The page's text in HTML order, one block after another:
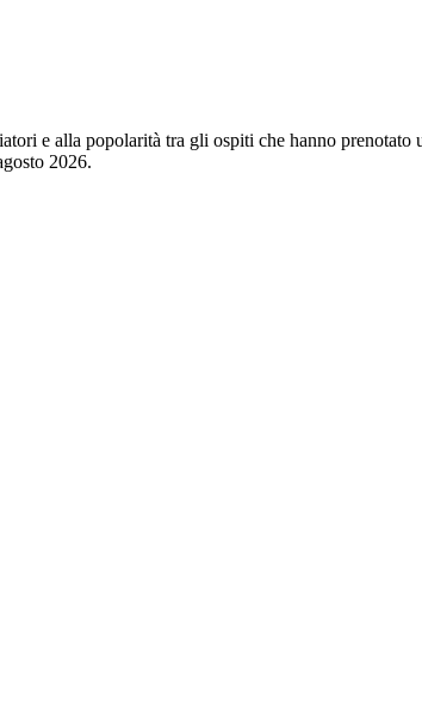
e alla popolarità tra gli ospiti che hanno
2026.